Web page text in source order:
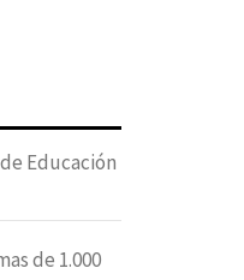
Educación
de 1.000